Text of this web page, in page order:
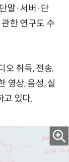
말·서버·단
한 연구도 수
오 취득, 전송,
영상, 음성, 실
고 있다.